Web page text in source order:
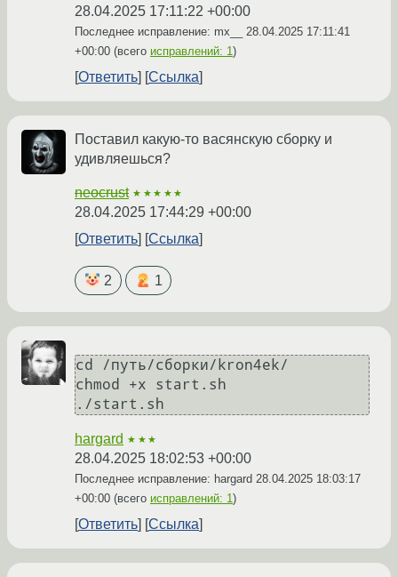
28.04.2025 17:11:22 +00:00
Последнее исправление: mx__ 28.04.2025 17:11:41
+00:00 (всего исправлений: 1)
Ответить Ссылка
Поставил какую-то васянскую сборку и
удивляешься?
neocrust ★★★★★
28.04.2025 17:44:29 +00:00
Ответить
Ссылка
2 1
cd /путь/сборки/kron4ek/
chmod +x start.sh
./start.sh
hargard ★★★
28.04.2025 18:02:53 +00:00
Последнее исправление: hargard 28.04.2025 18:03:17
+00:00 (всего исправлений: 1)
Ответить Ссылка